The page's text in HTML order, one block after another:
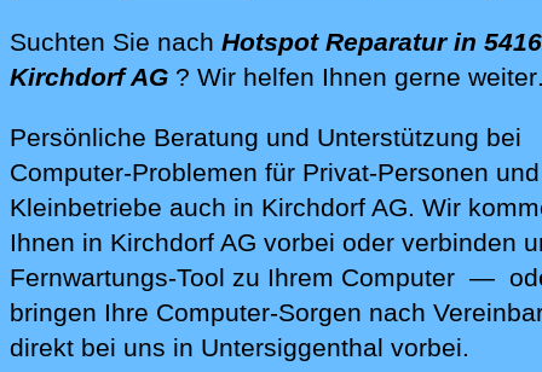
Dienstleistungen
Suchten Sie nach Hotspot Reparatur in 5416
Kirchdorf AG ? Wir helfen Ihnen gerne weiter
Persönliche Beratung und Unterstützung bei
Computer-Problemen für Privat-Personen und
Kleinbetriebe auch in Kirchdorf AG. Wir
Ihnen in Kirchdorf AG vorbei oder verbinden
Fernwartungs-Tool zu Ihrem Computer —
bringen Ihre Computer-Sorgen nach
direkt bei uns in Untersiggenthal vorbei.